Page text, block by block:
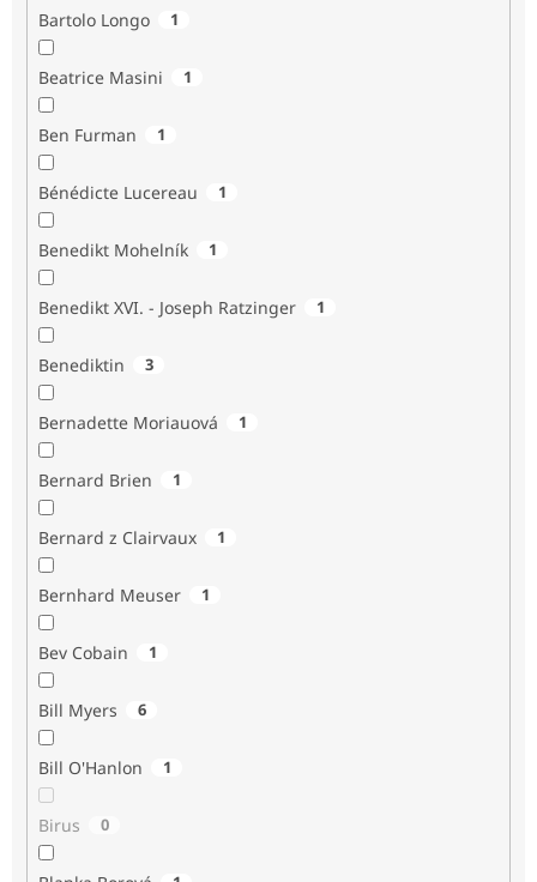
Bartolo Longo 1
Beatrice Masini 1
Ben Furman 1
Bénédicte Lucereau 1
Benedikt Mohelník 1
Benedikt XVI. - Joseph Ratzinger 1
Benediktin 3
Bernadette Moriauová 1
Bernard Brien 1
Bernard z Clairvaux 1
Bernhard Meuser 1
Bev Cobain 1
Bill Myers 6
Bill O'Hanlon 1
Birus 0